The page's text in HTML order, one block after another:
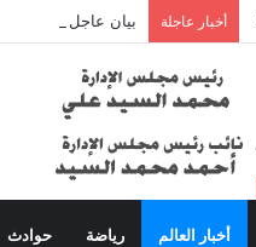
أخبار عاجلة بيان عاجل من
أخبار العالم رياضة حوادث